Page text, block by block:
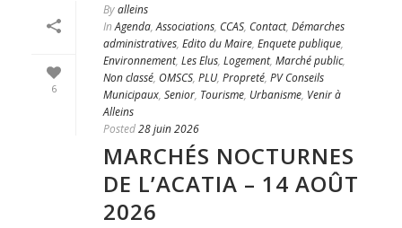
6
Byalleins
In Agenda,Associations, CCAS, Contact, Démarches
administratives, Edito du Maire, Enquete publique,
Environnement, Les Elus, Logement, Marché public,
Non classé, OMSCS, PLU, Propreté, PV Conseils
Municipaux, Senior, Tourisme, Urbanisme, Venir à
Alleins
Posted28 juin 2026
MARCHÉS NOCTURNES
DE L’ACATIA – 14 AOÛT
2026